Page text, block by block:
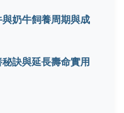
奶牛飼養周期與成
訣與延長壽命實用